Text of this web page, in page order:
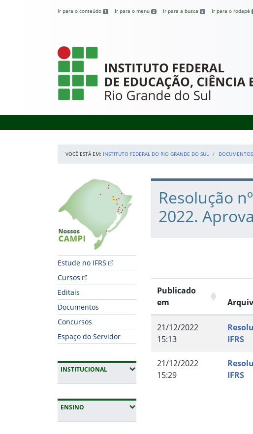
Ir para o conteúdo 1 Ir para o menu 2 Ir para a busca 3 Ir para o rodapé
Instituto Federal do
VOCÊ ESTÁ EM: INSTITUTO FEDERAL DO RIO GRANDE DO SUL DOCUMENTOS
Início da navegação
Nossos Campi
Estude no IFRS
Cursos
Editais
Documentos
Concursos
Espaço do Servidor
INSTITUCIONAL(EXPANDIR SUBMENUS)
ENSINO (EXPANDIR SUBMENUS)
Início do conteúdo
Resolução
2022.
Publicado
em
21/12/2022
15:13
IFRS
21/12/2022
15:29
IFRS